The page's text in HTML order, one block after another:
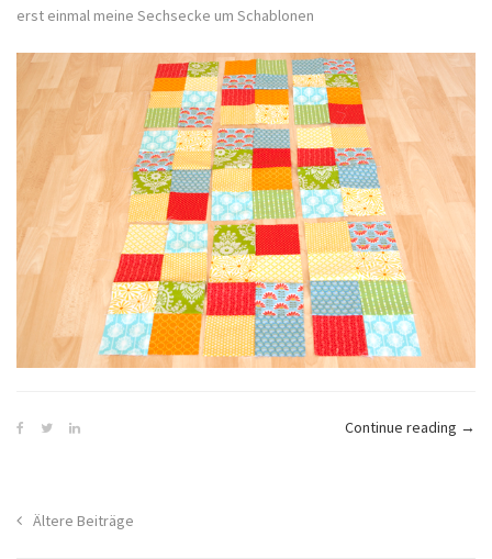
erst einmal meine Sechsecke um Schablonen
Continue reading →
Beitragsnavigation
Ältere Beiträge